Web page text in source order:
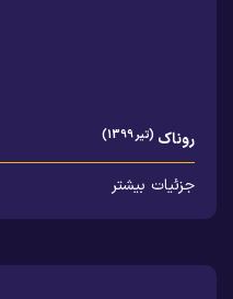
روناک (تیر 1399)
جزئیات بیشتر